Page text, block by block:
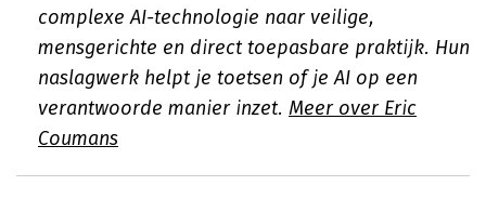
complexe AI-technologie naar veilige,
mensgerichte en direct toepasbare praktijk. Hun
naslagwerk helpt je toetsen of je AI op een
verantwoorde manier inzet. Meer over Eric
Coumans